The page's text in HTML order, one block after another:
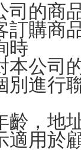
司的商
訂購
時
本公司
別進
齡，地
適用